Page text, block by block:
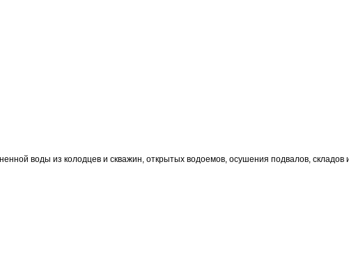
воды из колодцев и скважин, открытых водоемов, осушения подвалов,